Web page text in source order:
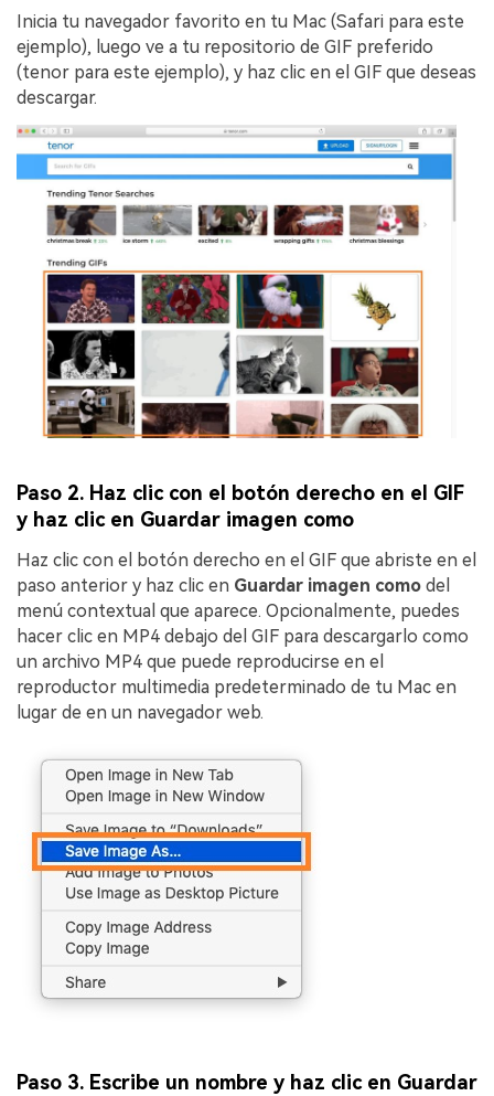
Inicia tu navegador favorito en tu Mac (Safari para este
ejemplo), luego ve a tu repositorio de GIF preferido
(tenor para este ejemplo), y haz clic en el GIF que deseas
descargar.
Paso 2. Haz clic con el botón derecho en el GIF
y haz clic en Guardar imagen como
Haz clic con el botón derecho en el GIF que abriste en el
paso anterior y haz clic en Guardar imagen como del
menú contextual que aparece. Opcionalmente, puedes
hacer clic en MP4 debajo del GIF para descargarlo como
un archivo MP4 que puede reproducirse en el
reproductor multimedia predeterminado de tu Mac en
lugar de en un navegador web.
Paso 3. Escribe un nombre y haz clic en Guardar